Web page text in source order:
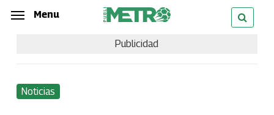
Skip
content
Menu
Publicidad
Noticias
Menu